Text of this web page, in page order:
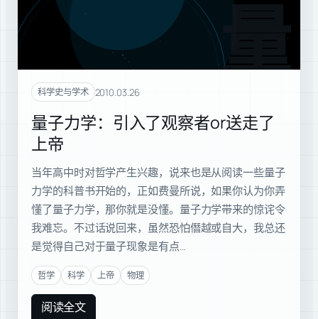
量子
科学史与学术 2010.03.26
量子力学：引入了观察者or送走了
上帝
当年高中时对哲学产生兴趣，说来也是从阅读一些量子
力学的科普书开始的，正如费曼所说，如果你认为你弄
懂了量子力学，那你就是没懂。量子力学带来的惊诧令
我难忘。不过话说回来，虽然恐怕僭越或自大，我总还
是觉得自己对于量子现象是有点…
哲学 科学 上帝 物理
阅读全文